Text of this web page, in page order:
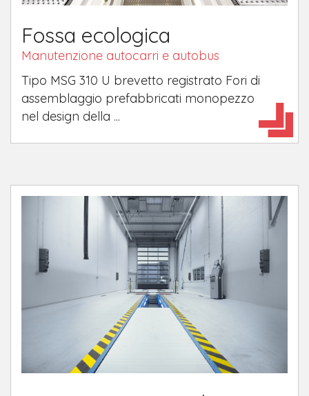
Fossa ecologica
Manutenzione autocarri e autobus
Tipo MSG 310 U brevetto registrato Fori di
assemblaggio prefabbricati monopezzo
nel design della ...